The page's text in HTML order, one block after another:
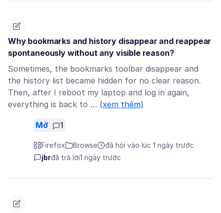
Why bookmarks and history disappear and reappear
spontaneously without any visible reason?
Sometimes, the bookmarks toolbar disappear and
the history list became hidden for no clear reason.
Then, after I reboot my laptop and log in again,
everything is back to … (xem thêm)
Mở 1
Firefox Browse
đã hỏi vào lúc 1 ngày trước
jbrđã trả lời1 ngày trước